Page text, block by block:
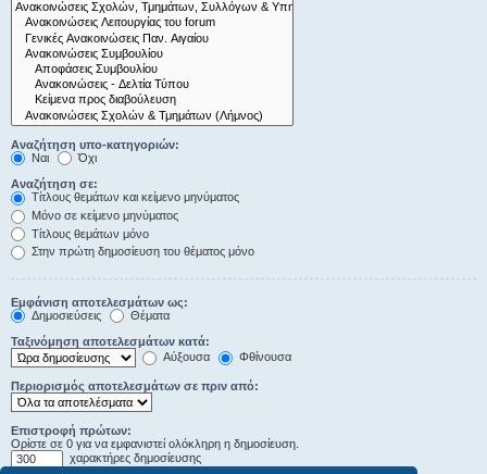
Αναζήτηση υπο-κατηγοριών:
Ναι
Όχι
Αναζήτηση σε:
Τίτλους θεμάτων και κείμενο μηνύματος
Μόνο σε κείμενο μηνύματος
Τίτλους θεμάτων μόνο
Στην πρώτη δημοσίευση του θέματος μόνο
Εμφάνιση αποτελεσμάτων ως:
Δημοσιεύσεις
Θέματα
Ταξινόμηση αποτελεσμάτων κατά:
Αύξουσα
Φθίνουσα
Περιορισμός αποτελεσμάτων σε πριν από:
Επιστροφή πρώτων:
Ορίστε σε 0 για να εμφανιστεί ολόκληρη η δημοσίευση.
χαρακτήρες δημοσίευσης